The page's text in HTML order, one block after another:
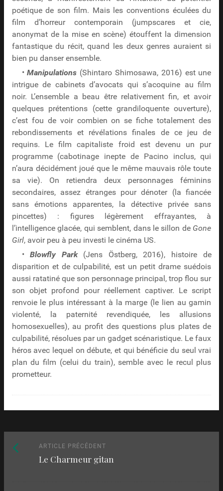
poétique de son film. Mais les conventions éculées du
film d’horreur contemporain (jumpscares et cie,
anonymat de la mise en scène) étouffent la dimension
fantastique du récit, quand les deux genres auraient si
bien pu danser ensemble.
•Manipulations (Shintaro Shimosawa, 2016) est une
intrigue de cabinets d’avocats qui s’acoquine au film
noir. L’ensemble a beau être relativement fin, et avoir
quelques prétentions (cette grandiloquente ouverture),
c’est fou de voir combien on se fiche totalement des
rebondissements et révélations finales de ce jeu de
requins. Le film capitaliste froid est devenu un pur
programme (cabotinage inepte de Pacino inclus, qui
n’aura décidément joué que le même mauvais rôle toute
sa vie). On retiendra deux personnages féminins
secondaires, assez étranges pour dénoter (la fiancée
sans émotions apparentes, la détective privée sans
pincettes) : figures légèrement effrayantes, à
l’intelligence glacée, qui semblent, dans le sillon de Gone
Girl, avoir peu à peu investi le cinéma US.
•Blowfly Park(Jens Östberg, 2016), histoire de
disparition et de culpabilité, est un petit drame suédois
aussi ratatiné que son personnage principal, trop flou sur
son objet profond pour réellement captiver. Le script
renvoie le plus intéressant à la marge (le lien au gamin
violenté, la paternité revendiquée, les allusions
homosexuelles), au profit des questions plus plates de
culpabilité, résolues par un gadget scénaristique. Le faux
héros avec lequel on débute, et qui bénéficie du seul vrai
plan du film (celui du train), semble avec le recul plus
prometteur.
Naviguez
parmi
ARTICLE PRÉCÉDENT
précédent
Le Charmeur gitan